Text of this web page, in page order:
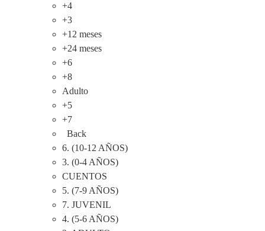
+4
+3
+12 meses
+24 meses
+6
+8
Adulto
+5
+7
Back
6. (10-12 AÑOS)
3. (0-4 AÑOS)
CUENTOS
5. (7-9 AÑOS)
7. JUVENIL
4. (5-6 AÑOS)